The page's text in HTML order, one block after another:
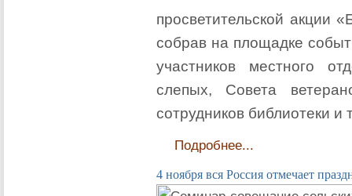
просветительской акции
собрав на площадке
участников местного
слепых, Совета
сотрудников библиотеки
Подробнее...
4 ноября вся Россия отмечает